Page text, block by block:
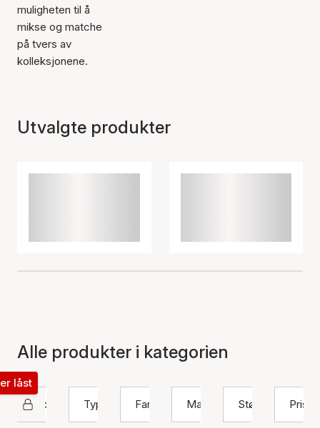
muligheten til å
mikse og matche
på tvers av
kolleksjonene.
Utvalgte produkter
Alle produkter i kategorien
Pico
låst
Type
Farge Materiale Størrelse Pris